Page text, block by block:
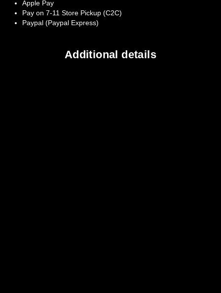
Apple Pay
Pay on 7-11 Store Pickup (C2C)
Paypal (Paypal Express)
Additional details